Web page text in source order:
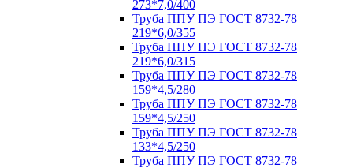
273*7,0/400
Труба ППУ ПЭ ГОСТ 8732-78
219*6,0/355
Труба ППУ ПЭ ГОСТ 8732-78
219*6,0/315
Труба ППУ ПЭ ГОСТ 8732-78
159*4,5/280
Труба ППУ ПЭ ГОСТ 8732-78
159*4,5/250
Труба ППУ ПЭ ГОСТ 8732-78
133*4,5/250
Труба ППУ ПЭ ГОСТ 8732-78